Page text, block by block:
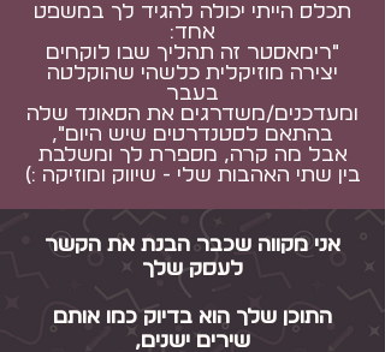
תכלס הייתי יכולה להגיד לך במשפט
אחד:
״רימאסטר זה תהליך שבו לוקחים
יצירה מוזיקלית כלשהי שהוקלטה
בעבר
ומעדכנים/משדרגים את הסאונד שלה
בהתאם לסטנדרטים שיש היום״,
אבל מה קרה, מספרת לך ומשלבת
בין שתי האהבות שלי - שיווק ומוזיקה :)
אני מקווה שכבר הבנת את הקשר
לעסק שלך
התוכן שלך הוא בדיוק כמו אותם
שירים ישנים,